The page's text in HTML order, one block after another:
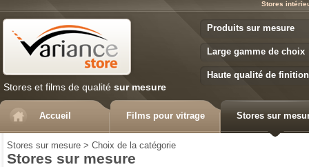
Stores
Stores et films de qualité sur mesure
Produits sur mesure
Large gamme de choix
Haute qualité de finition
Accueil Films pour vitrage Stores sur
Stores sur mesure > Choix de la catégorie
Stores sur mesure